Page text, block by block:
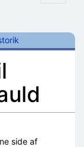
side af